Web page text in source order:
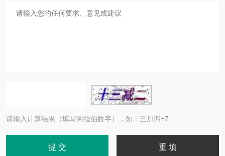
请输入计算结果（填写阿拉伯数字），如：三加四=7